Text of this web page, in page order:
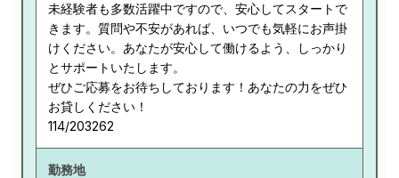
未経験者も多数活躍中ですので、安心してスタートで
きます。質問や不安があれば、いつでも気軽にお声掛
けください。あなたが安心して働けるよう、しっかり
とサポートいたします。
ぜひご応募をお待ちしております！あなたの力をぜひ
お貸しください！
114/203262
勤務地